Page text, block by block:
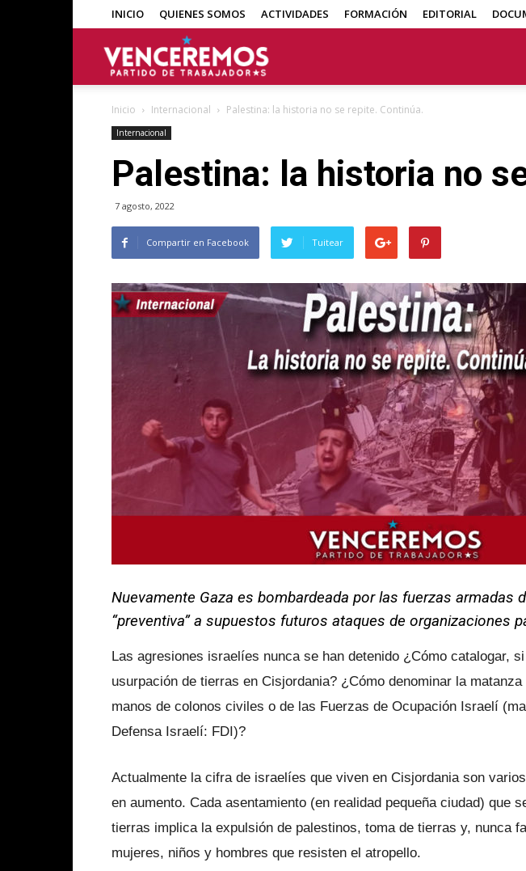
INICIO QUIENES SOMOS ACTIVIDADES FORMACIÓN EDITORIAL
Inicio Internacional Palestina: la historia no se repite. Continúa.
Internacional
Palestina: la historia no
7 agosto, 2022
Compartir en Facebook Tuitear
Nuevamente Gaza es bombardeada por las fuerzas armadas
“preventiva” a supuestos futuros ataques de organizaciones
Las agresiones israelíes nunca se han detenido ¿Cómo catalogar,
usurpación de tierras en Cisjordania? ¿Cómo denominar la
manos de colonos civiles o de las Fuerzas de Ocupación Israelí
Defensa Israelí: FDI)?
Actualmente la cifra de israelíes que viven en Cisjordania son
en aumento. Cada asentamiento (en realidad pequeña ciudad) que
tierras implica la expulsión de palestinos, toma de tierras y, nunca
mujeres, niños y hombres que resisten el atropello.